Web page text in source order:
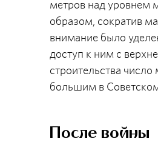
метров над уровнем
образом, сократив
внимание было
доступ к ним с
строительства
большим в
После войны